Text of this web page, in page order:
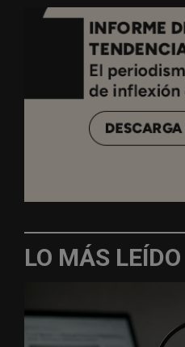
LO MÁS LEÍDO